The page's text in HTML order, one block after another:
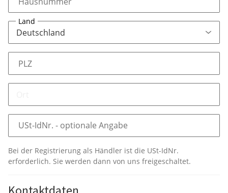
Land
PLZ
USt-IdNr. - optionale Angabe
Bei der Registrierung als Händler ist die USt-IdNr.
erforderlich. Sie werden dann von uns freigeschaltet.